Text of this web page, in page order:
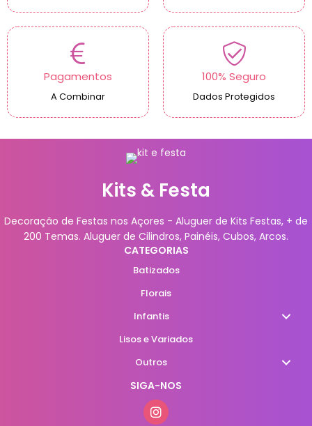
Pagamentos
A Combinar
100% Seguro
Dados Protegidos
Kits & Festa
Decoração de Festas nos Açores - Aluguer de Kits Festas, + de
200 Temas. Aluguer de Cilindros, Painéis, Cubos, Arcos.
CATEGORIAS
Batizados
Florais
Infantis
Lisos e Variados
Outros
SIGA-NOS